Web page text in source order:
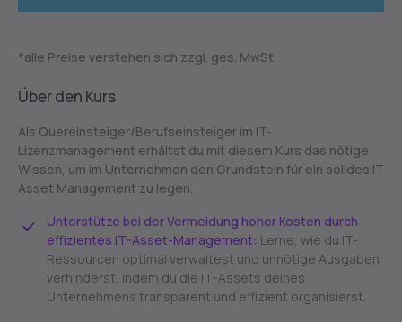
*alle Preise verstehen sich zzgl. ges. MwSt.
Über den Kurs
Als Quereinsteiger/Berufseinsteiger im IT-
Lizenzmanagement erhältst du mit diesem Kurs das nötige
Wissen, um im Unternehmen den Grundstein für ein solides IT
Asset Management zu legen.
Unterstütze bei der Vermeidung hoher Kosten durch
effizientes IT-Asset-Management: Lerne, wie du IT-
Ressourcen optimal verwaltest und unnötige Ausgaben
verhinderst, indem du die IT-Assets deines
Unternehmens transparent und effizient organisierst.